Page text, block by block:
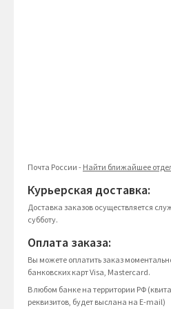
Почта России - Найти ближайшее
Курьерская доставка:
Доставка заказов осуществляется
субботу.
Оплата заказа:
Вы можете оплатить заказ
банковских карт Visa, Mastercard.
В любом банке на территории РФ
реквизитов, будет выслана на E-mail)